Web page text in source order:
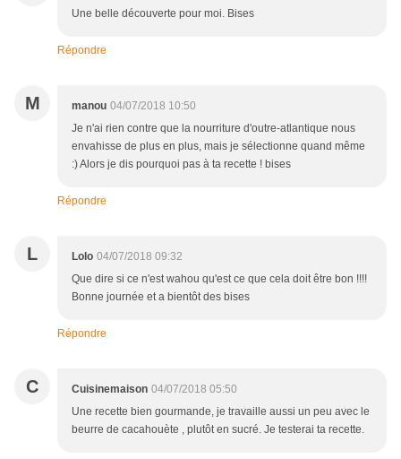
Une belle découverte pour moi. Bises
Répondre
M manou 04/07/2018 10:50
Je n'ai rien contre que la nourriture d'outre-atlantique nous
envahisse de plus en plus, mais je sélectionne quand même
:) Alors je dis pourquoi pas à ta recette ! bises
Répondre
L Lolo 04/07/2018 09:32
Que dire si ce n'est wahou qu'est ce que cela doit être bon !!!!
Bonne journée et a bientôt des bises
Répondre
C Cuisinemaison 04/07/2018 05:50
Une recette bien gourmande, je travaille aussi un peu avec le
beurre de cacahouète , plutôt en sucré. Je testerai ta recette.